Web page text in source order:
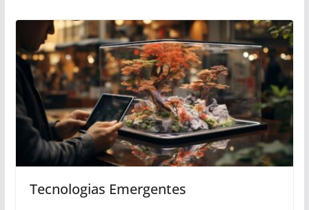
Tecnologias Emergentes